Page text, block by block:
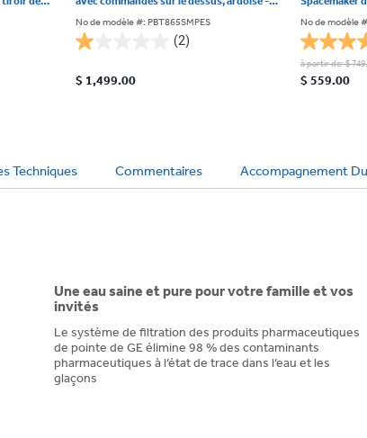
No de modèle #: PBT865SMPES
(2)
1.0
sur
$ 1,499.00
No de modèle
4.3
étoile(s)
sur
à partir de: $
$ 559.00
Techniques Commentaires Accompagnement
Une eau saine et pure pour votre famille et vos
invités
Le système de filtration des produits pharmaceutiques
de pointe de GE élimine 98 % des contaminants
pharmaceutiques à l’état de trace dans l’eau et les
glaçons